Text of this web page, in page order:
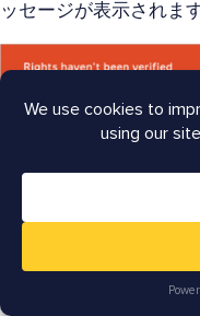
ッセージが表示されます
数日間待ってから、再
Yandex がサイトの確
リストされ、他の人に